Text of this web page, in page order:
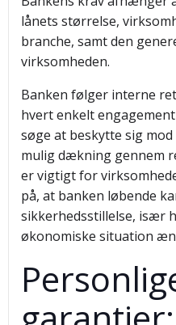
lånets størrelse,
branche, samt den
virksomheden.
Banken følger interne
hvert enkelt
søge at beskytte sig
mulig dækning gennem
er vigtigt for
på, at banken løbende
sikkerhedsstillelse, især
økonomiske situation